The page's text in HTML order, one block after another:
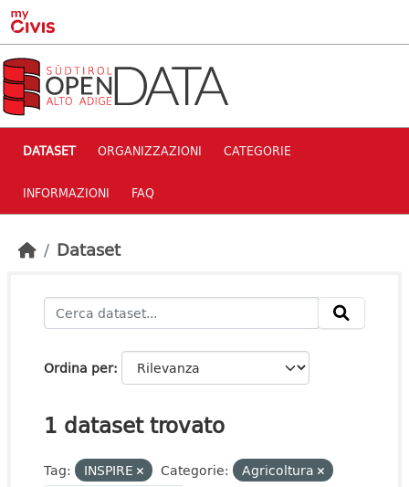
Skip to main content
DATASET ORGANIZZAZIONI CATEGORIE
INFORMAZIONI FAQ
Dataset
Ordina per
1 dataset trovato
Tag: INSPIRE Categorie:
Agricoltura